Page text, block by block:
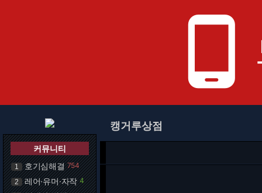
phone_android
커뮤니티
1 호기심해결 754
2 레어·유머·자작 4
캥거루상점